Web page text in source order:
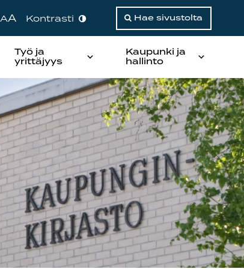
A Kontrasti Hae sivustolta
Työ ja
yrittäjyys
Kaupunki ja
hallinto